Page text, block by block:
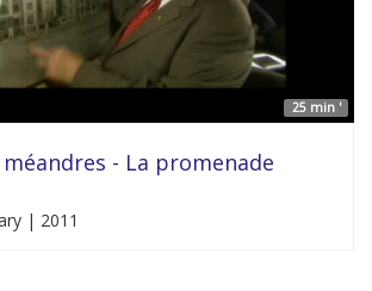
25 min '
- La promenade
| 2011